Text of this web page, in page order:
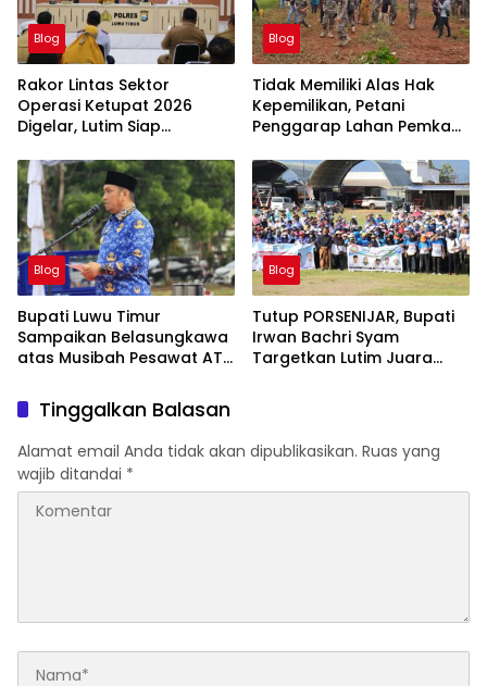
Blog
Rakor Lintas Sektor
Operasi Ketupat 2026
Digelar, Lutim Siap
Lebaran
Blog
Tidak Memiliki Alas Hak
Kepemilikan, Petani
Penggarap Lahan Pemkab
Ganti Rugi Tanah
Blog
Bupati Luwu Timur
Sampaikan Belasungkawa
atas Musibah Pesawat ATR
Blog
Tutup PORSENIJAR, Bupati
Irwan Bachri Syam
Targetkan Lutim Juara
Tinggalkan Balasan
Alamat email Anda tidak akan dipublikasikan. Ruas yang
wajib ditandai *